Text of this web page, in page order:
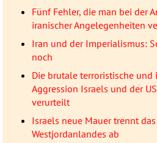
Fünf Fehler, die man bei der
iranischer Angelegenheiten
Iran und der Imperialismus:
noch
Die brutale terroristische und
Aggression Israels und der
verurteilt
Israels neue Mauer trennt
Westjordanlandes ab